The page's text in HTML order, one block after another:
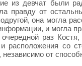
из девчат были
правду от
она могла
и могла
раз
и расположения со
независимо от